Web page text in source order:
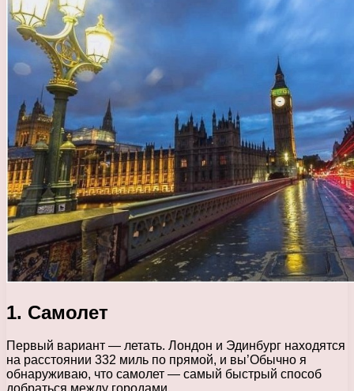
1. Самолет
Первый вариант — летать. Лондон и Эдинбург находятся
на расстоянии 332 миль по прямой, и вы’Обычно я
обнаруживаю, что самолет — самый быстрый способ